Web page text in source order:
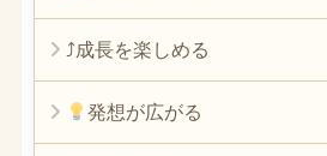
⤴︎成長を楽しめる
発想が広がる